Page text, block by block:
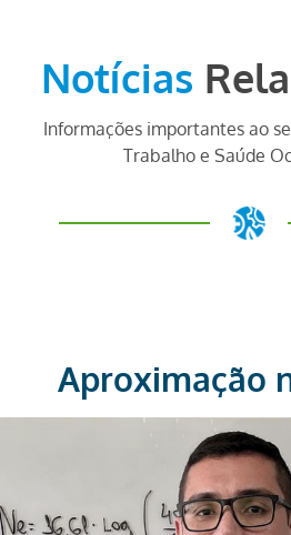
Notícias
Informações importantes ao
Trabalho e Saúde
Aproximação